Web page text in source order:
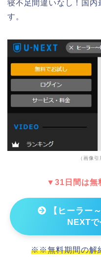
寝不足間違いなし！国
す。
（画像
▼31日間は無
【ヒーラー
NEXTで
※※無料期間の解